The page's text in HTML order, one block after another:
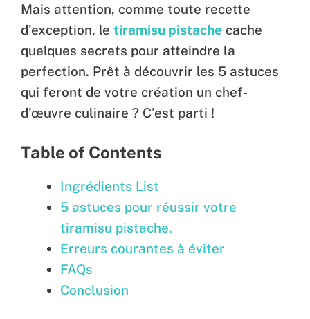
Mais attention, comme toute recette
d’exception, le tiramisu pistache cache
quelques secrets pour atteindre la
perfection. Prêt à découvrir les 5 astuces
qui feront de votre création un chef-
d’œuvre culinaire ? C’est parti !
Table of Contents
Ingrédients List
5 astuces pour réussir votre
tiramisu pistache.
Erreurs courantes à éviter
FAQs
Conclusion